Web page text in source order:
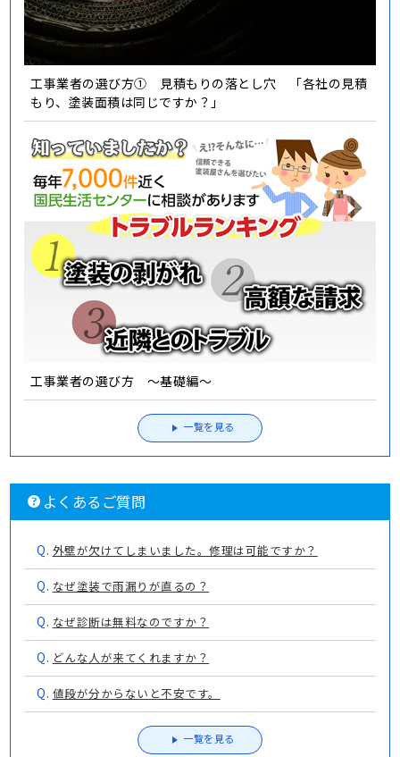
工事業者の選び方① 見積もりの落とし穴 「各社の見積
もり、塗装面積は同じですか？」
工事業者の選び方 ～基礎編～
一覧を見る
よくあるご質問
Q. 外壁が欠けてしまいました。修理は可能ですか？
Q. なぜ塗装で雨漏りが直るの？
Q. なぜ診断は無料なのですか？
Q. どんな人が来てくれますか？
Q. 値段が分からないと不安です。
一覧を見る